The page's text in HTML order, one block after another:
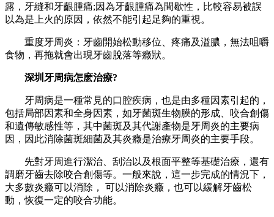
露，牙縫和牙齦腫痛;因為牙齦腫痛為間歇性，比較容易被誤
以為是上火的原因，依然不能引起足夠的重視。
重度牙周炎：牙齒開始松動移位、疼痛及溢膿，無法咀嚼
食物，再拖就會出現牙齒脫落等癥狀。
深圳牙周病怎麽治療?
牙周病是一種常見的口腔疾病，也是由多種因素引起的，
包括局部因素和全身因素，如牙菌斑生物膜的形成、咬合創傷
和遺傳敏感性等，其中菌斑及其代謝產物是牙周炎的主要病
因，因此消除菌斑細菌及其炎癥是治療牙周炎的主要手段。
先對牙周進行潔治、刮治以及根面平整等基礎治療，還有
調磨牙齒去除咬合創傷等。一般來說，這一步完成的情況下，
大多數炎癥可以消除， 可以消除炎癥，也可以緩解牙齒松
動，恢復一定的咬合功能。